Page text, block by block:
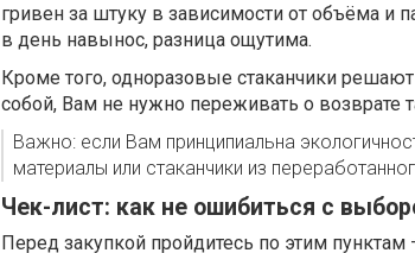
гривен за штуку в зависимости от объёма и
в день навынос, разница ощутима.
Кроме того, одноразовые стаканчики решают
собой, Вам не нужно переживать о возврате
Важно: если Вам принципиальна
материалы или стаканчики из
Чек-лист: как не ошибиться с
Перед закупкой пройдитесь по этим